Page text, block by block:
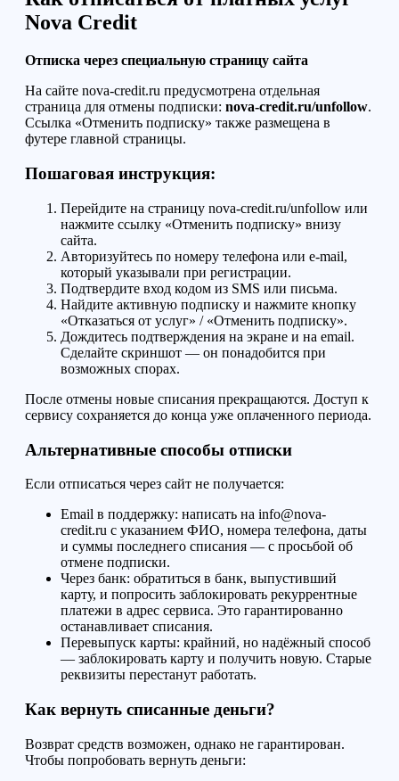
Nova Credit
Отписка через специальную страницу сайта
На сайте nova-credit.ru предусмотрена отдельная
страница для отмены подписки: nova-credit.ru/unfollow.
Ссылка «Отменить подписку» также размещена в
футере главной страницы.
Пошаговая инструкция:
Перейдите на страницу nova-credit.ru/unfollow или
нажмите ссылку «Отменить подписку» внизу
сайта.
Авторизуйтесь по номеру телефона или e-mail,
который указывали при регистрации.
Подтвердите вход кодом из SMS или письма.
Найдите активную подписку и нажмите кнопку
«Отказаться от услуг» / «Отменить подписку».
Дождитесь подтверждения на экране и на email.
Сделайте скриншот — он понадобится при
возможных спорах.
После отмены новые списания прекращаются. Доступ к
сервису сохраняется до конца уже оплаченного периода.
Альтернативные способы отписки
Если отписаться через сайт не получается:
Email в поддержку: написать на info@nova-
credit.ru с указанием ФИО, номера телефона, даты
и суммы последнего списания — с просьбой об
отмене подписки.
Через банк: обратиться в банк, выпустивший
карту, и попросить заблокировать рекуррентные
платежи в адрес сервиса. Это гарантированно
останавливает списания.
Перевыпуск карты: крайний, но надёжный способ
— заблокировать карту и получить новую. Старые
реквизиты перестанут работать.
Как вернуть списанные деньги?
Возврат средств возможен, однако не гарантирован.
Чтобы попробовать вернуть деньги: